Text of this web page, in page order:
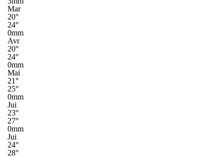
Mar
20°
24°
0mm
Avr
20°
24°
0mm
Mai
21°
25°
0mm
Jui
23°
27°
0mm
Jui
24°
28°